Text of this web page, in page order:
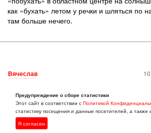
как «бухать» летом у речки и шляться по
там больше нечего.
Вячеслав
чувствовал себя как дома. Жаль, что
и решать проблемы на родине. Уже 11 лет
туда ещё раз съездить, только летом. Что
понравилось — дух города, природа, леса,
Предупреждение о сборе статистики
Этот сайт в соответствии сПолитикой
статистику посещения и данные посетителей, а также
Я согласен